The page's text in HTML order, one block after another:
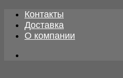
Skip
content
Контакты
Доставка
О компании